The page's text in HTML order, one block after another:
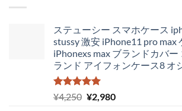
ステューシー スマホケース
stussy 激安 iPhone11 pro max
iPhonexs max ブランドカバー
ランド アイフォンケース8 オ
5段階中
5.00
の評価
¥4,250 元
¥2,980現